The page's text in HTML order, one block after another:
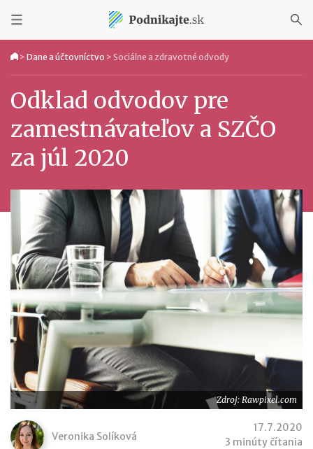
> Dane a účtovníctvo > Sociálne a zdravotné odvody
Odklad odvodov pre
zamestnávateľov a SZČO
za júl 2020
Zdroj: Rawpixel.com
Veronika Solíková
17.7.2020
3 minúty čítania